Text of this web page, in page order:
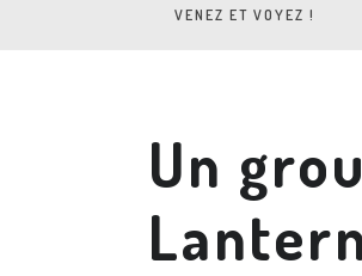
VENEZ ET VOYEZ !
Un